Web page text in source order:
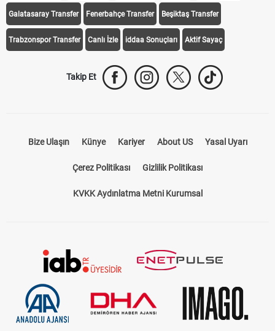
Galatasaray Transfer Fenerbahçe Transfer Beşiktaş Transfer
Trabzonspor Transfer Canlı İzle iddaa Sonuçları Aktif Sayaç
Takip Et
Bize Ulaşın Künye Kariyer About US Yasal Uyarı
Çerez Politikası Gizlilik Politikası
KVKK Aydınlatma Metni Kurumsal